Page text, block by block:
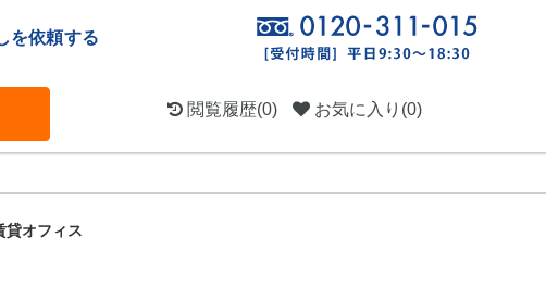
を依頼する
閲覧履歴(0) お気に入り (0)
貸オフィス